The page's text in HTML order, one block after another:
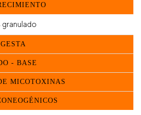
granulado
- BASE
MICOTOXINAS